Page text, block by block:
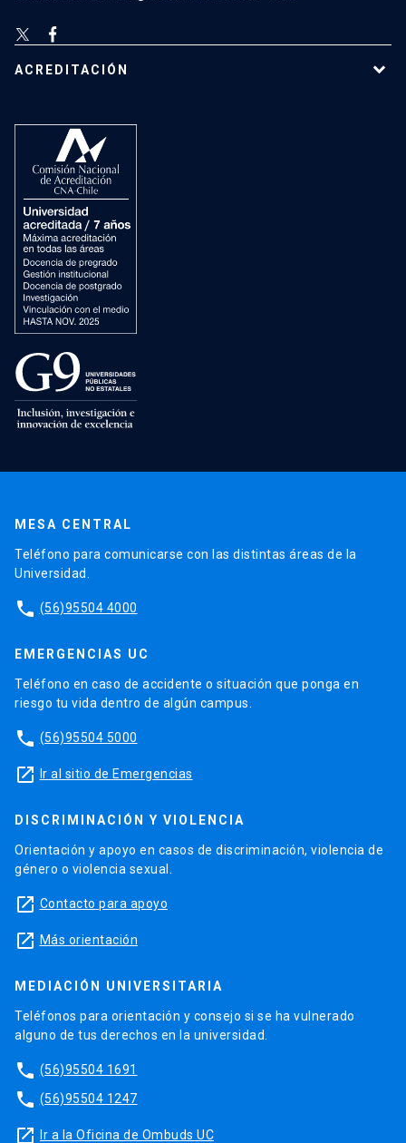
ACREDITACIÓN
MESA CENTRAL
Teléfono para comunicarse con las distintas áreas de la
Universidad.
phone (56)95504 4000
EMERGENCIAS UC
Teléfono en caso de accidente o situación que ponga en
riesgo tu vida dentro de algún campus.
phone (56)95504 5000
launch Ir al sitio de Emergencias
DISCRIMINACIÓN Y VIOLENCIA
Orientación y apoyo en casos de discriminación, violencia de
género o violencia sexual.
launch Contacto para apoyo
launch Más orientación
MEDIACIÓN UNIVERSITARIA
Teléfonos para orientación y consejo si se ha vulnerado
alguno de tus derechos en la universidad.
phone (56)95504 1691
phone (56)95504 1247
launch Ir a la Oficina de Ombuds UC